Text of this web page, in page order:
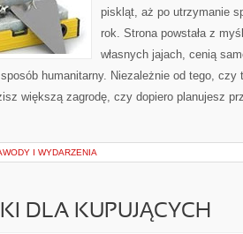
piskląt, aż po utrzymanie
rok. Strona powstała z
własnych jajach, cenią
humanitarny. Niezależnie od tego,
większą zagrodę, czy dopiero planujesz
I WYDARZENIA
DLA KUPUJĄCYCH